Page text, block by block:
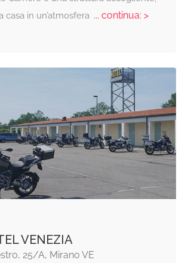
casa in un’atmosfera... continua: >
VENEZIA
25/A, Mirano VE